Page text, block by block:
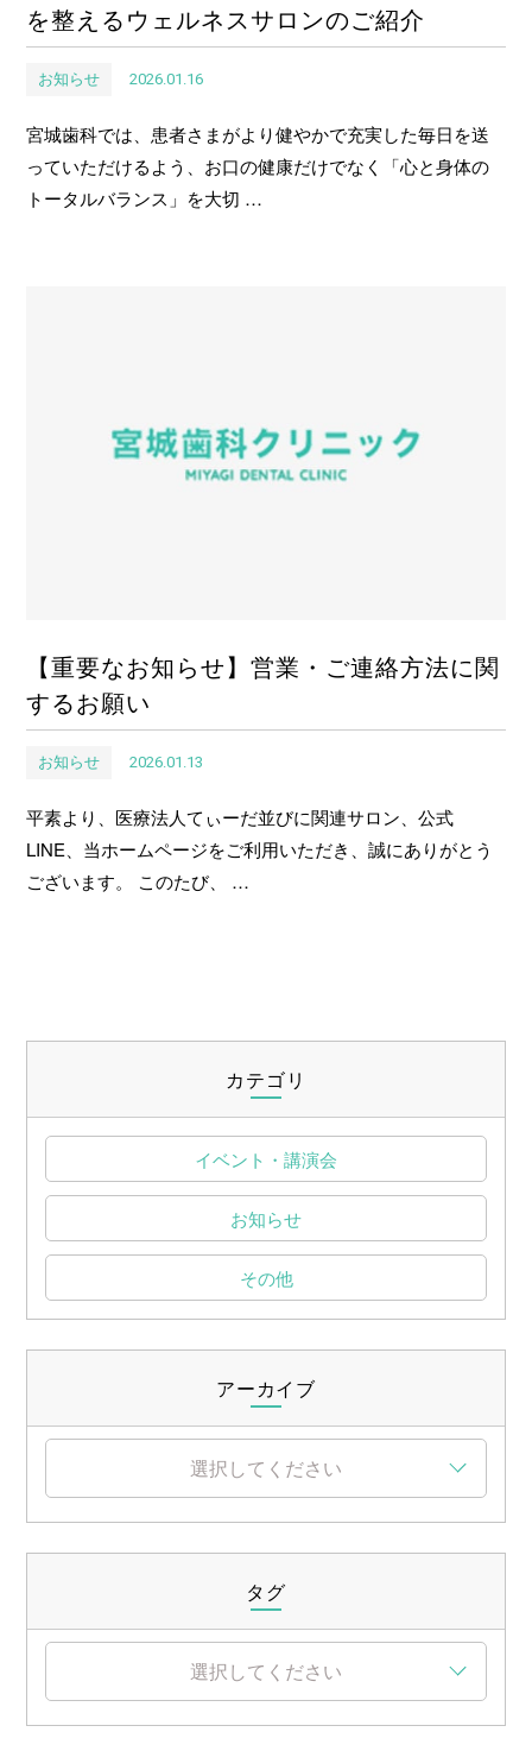
を整えるウェルネスサロンのご紹介
お知らせ 2026.01.16
宮城歯科では、患者さまがより健やかで充実した毎日を送
っていただけるよう、お口の健康だけでなく「心と身体の
トータルバランス」を大切 …
【重要なお知らせ】営業・ご連絡方法に関
するお願い
お知らせ 2026.01.13
平素より、医療法人てぃーだ並びに関連サロン、公式
LINE、当ホームページをご利用いただき、誠にありがとう
ございます。 このたび、 …
カテゴリ
イベント・講演会
お知らせ
その他
アーカイブ
選択してください
タグ
選択してください